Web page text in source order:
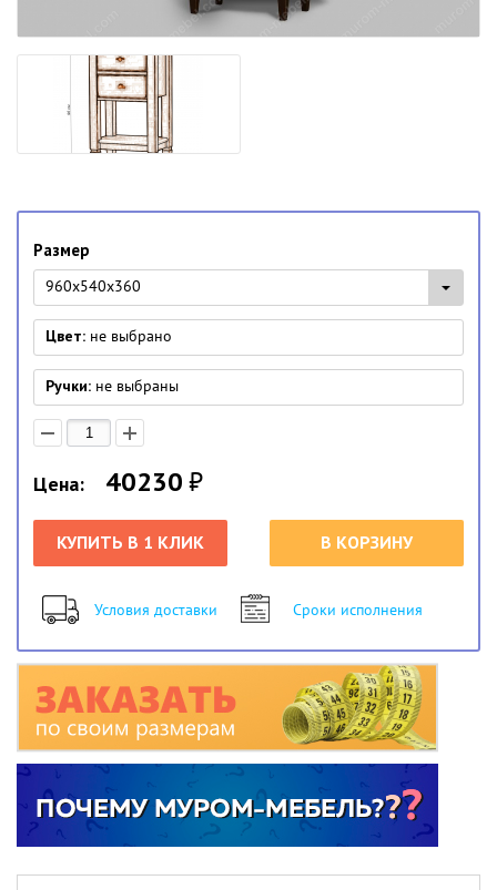
Размер
960x540x360
Цвет: не выбрано
Ручки: не выбраны
Цена: 40230₽
КУПИТЬ В 1 КЛИК В КОРЗИНУ
Условия доставки Сроки исполнения